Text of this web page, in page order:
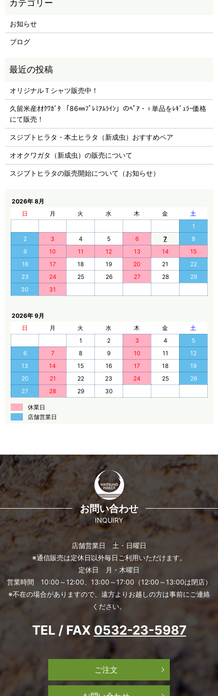
お知らせ
ブログ
オリジナルＴシャツ販売中！
久留米産ｵｵｸﾜｶﾞﾀ 「86㎜ﾌﾟﾚﾐｱﾑﾗｲﾝ」のﾍﾟｱ・♀単品をﾚｷﾞｭﾗｰ価格
にて販売！
スジブトヒラタ・本土ヒラタ（新成虫）おすすめペア
オオクワガタ（新成虫）の販売について
スジブトヒラタの販売開始について（お知らせ）
2026年 8月
日
月 火 水 木 金
土
1
2
3 4 5 6 7
8
9
10 11 12 13 14
15
16
17 18 19 20 21
22
23
24 25 26 27 28
29
30
31
2026年 9月
日
月 火 水 木 金
土
1
2 3 4
5
6
7 8 9 10 11
12
13
14 15 16 17 18
19
20
21 22 23 24 25
26
27
28 29 30
休業日
店舗営業日
お問い合わせ
INQUIRY
店舗営業日 土・日曜日
※通信販売は定休日以外毎日ご利用いただけます。
定休日 月・木曜日
営業時間 10:00～12:00、13:00～17:00（12:00～13:00は閉店）
※不在の場合がありますので、遠方よりお越しの方は事前にご連絡
ください。
TEL / FAX 0532-23-5987
ご注文